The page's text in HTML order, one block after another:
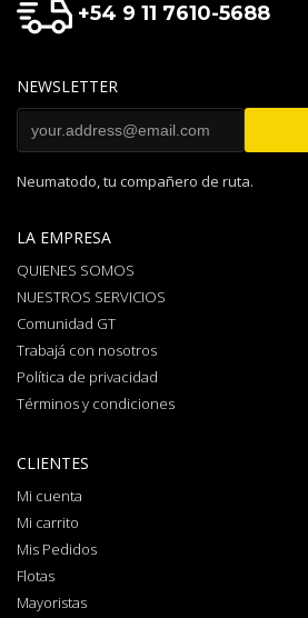
+54 9 11 7610-5688
NEWSLETTER
Neumatodo, tu compañero de ruta.
LA EMPRESA
QUIENES SOMOS
NUESTROS SERVICIOS
Comunidad GT
Trabajá con nosotros
Política de privacidad
Términos y condiciones
CLIENTES
Mi cuenta
Mi carrito
Mis Pedidos
Flotas
Mayoristas